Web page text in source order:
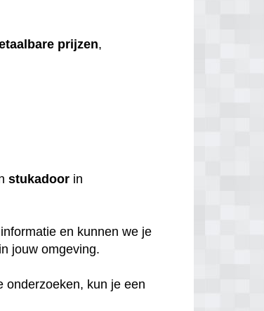
prijzen,
stukadoor in
en kunnen we je
in jouw omgeving.
onderzoeken, kun je een